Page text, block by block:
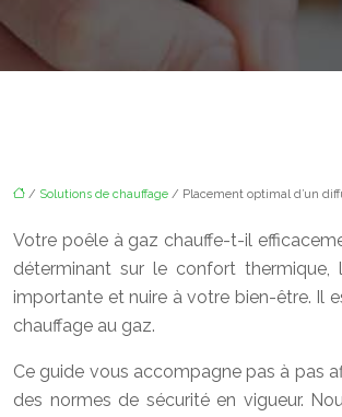
/ Solutions de chauffage / Placement optimal d’un
Votre poêle à gaz chauffe-t-il
déterminant sur le confort
importante et nuire à votre bien-être. Il
chauffage au gaz.
Ce guide vous accompagne pas à pas
des normes de sécurité en vigueur.